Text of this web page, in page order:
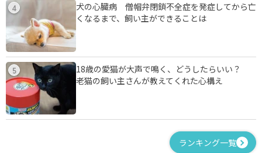
4
犬の心臓病 僧帽弁閉鎖不全症を発症してから亡
くなるまで、飼い主ができることは
5
18歳の愛猫が大声で鳴く、どうしたらいい？
老猫の飼い主さんが教えてくれた心構え
ランキング一覧